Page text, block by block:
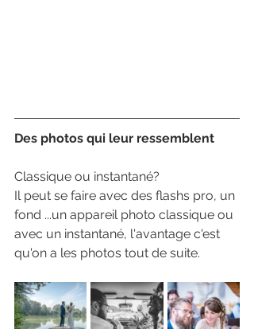
Des photos qui leur ressemblent
Classique ou instantané?
Il peut se faire avec des flashs pro, un
fond ...un appareil photo classique ou
avec un instantané, l'avantage c'est
qu'on a les photos tout de suite.